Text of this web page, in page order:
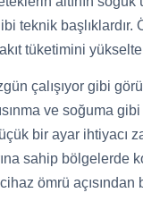
teknik
tüketimini
çalışıyor gibi
ve soğuma
bir ayar ihtiyacı
sahip bölgelerde
cihaz ömrü